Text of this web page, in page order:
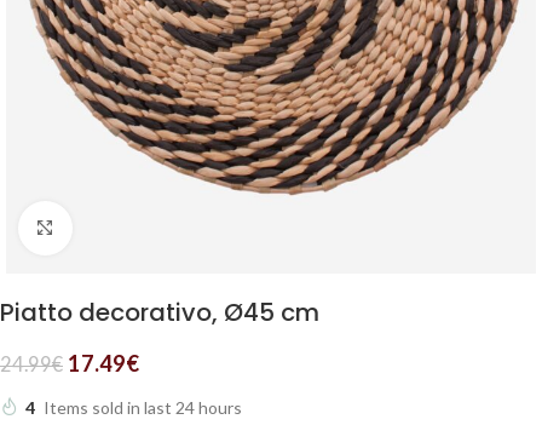
Piatto decorativo, Ø45 cm
24.99€ 17.49€
4 Items sold in last 24 hours